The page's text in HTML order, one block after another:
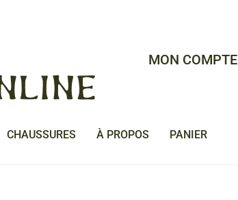
MON COMPTE
CHAUSSURES À PROPOS PANIER